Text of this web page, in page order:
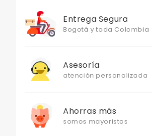
Entrega Segura
Bogotá y toda Colombia
Asesoría
atención personalizada
Ahorras más
somos mayoristas